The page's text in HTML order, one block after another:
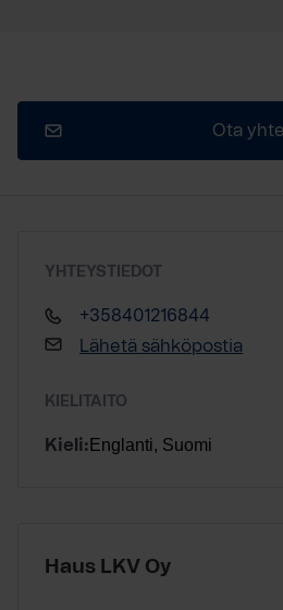
Ota
YHTEYSTIEDOT
+358401216844
Lähetä sähköpostia
KIELITAITO
Kieli: Englanti, Suomi
Haus LKV Oy